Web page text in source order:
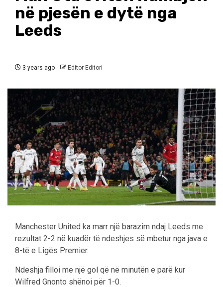
në pjesën e dytë nga
Leeds
3 years ago Editor Editori
Manchester United ka marr një barazim ndaj Leeds me
rezultat 2-2 në kuadër të ndeshjes së mbetur nga java e
8-të e Ligës Premier.
Ndeshja filloi me një gol që në minutën e parë kur
Wilfred Gnonto shënoi për 1-0.